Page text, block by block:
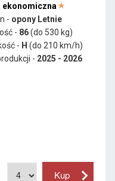
ekonomiczna
- opony Letnie
- 86(do 530 kg)
- H (do 210 km/h)
- 2025 - 2026